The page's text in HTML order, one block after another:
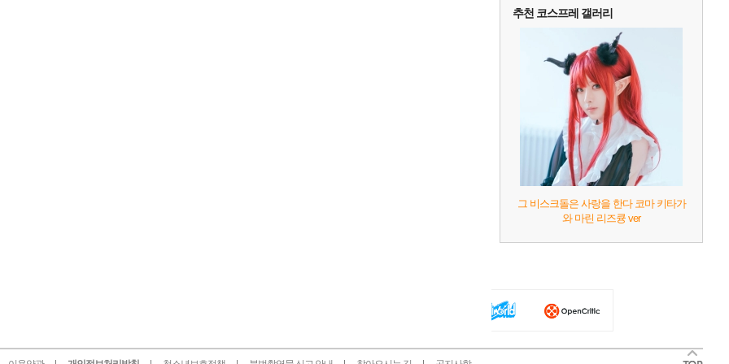
추천 코스프레 갤러리
그 비스크돌은 사랑을 한다 코마 키타가
와 마린 리즈큥 ver